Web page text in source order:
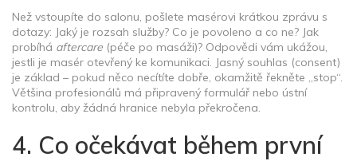
Než vstoupíte do salonu, pošlete masérovi krátkou zprávu s
dotazy: Jaký je rozsah služby? Co je povoleno a co ne? Jak
probíhá aftercare (péče po masáži)? Odpovědi vám ukážou,
jestli je masér otevřený ke komunikaci. Jasný souhlas (consent)
je základ – pokud něco necítíte dobře, okamžitě řekněte „stop“.
Většina profesionálů má připravený formulář nebo ústní
kontrolu, aby žádná hranice nebyla překročena.
4. Co očekávat během první